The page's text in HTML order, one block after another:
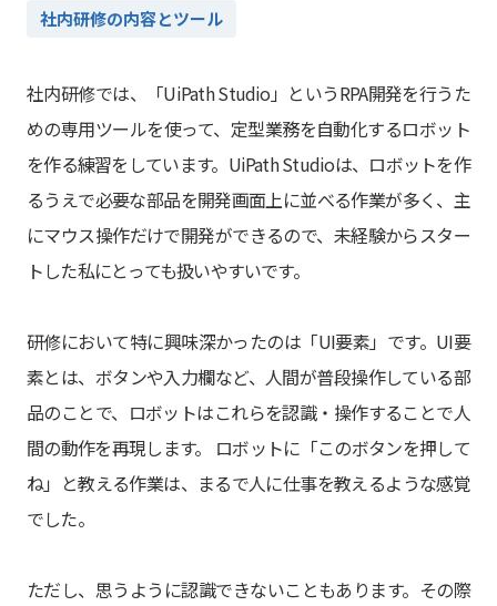
社内研修の内容とツール
社内研修では、「UiPath Studio」というRPA開発を行うた
めの専用ツールを使って、定型業務を自動化するロボット
を作る練習をしています。UiPath Studioは、ロボットを作
るうえで必要な部品を開発画面上に並べる作業が多く、主
にマウス操作だけで開発ができるので、未経験からスター
トした私にとっても扱いやすいです。
研修において特に興味深かったのは「UI要素」です。UI要
素とは、ボタンや入力欄など、人間が普段操作している部
品のことで、ロボットはこれらを認識・操作することで人
間の動作を再現します。 ロボットに「このボタンを押して
ね」と教える作業は、まるで人に仕事を教えるような感覚
でした。
ただし、思うように認識できないこともあります。その際